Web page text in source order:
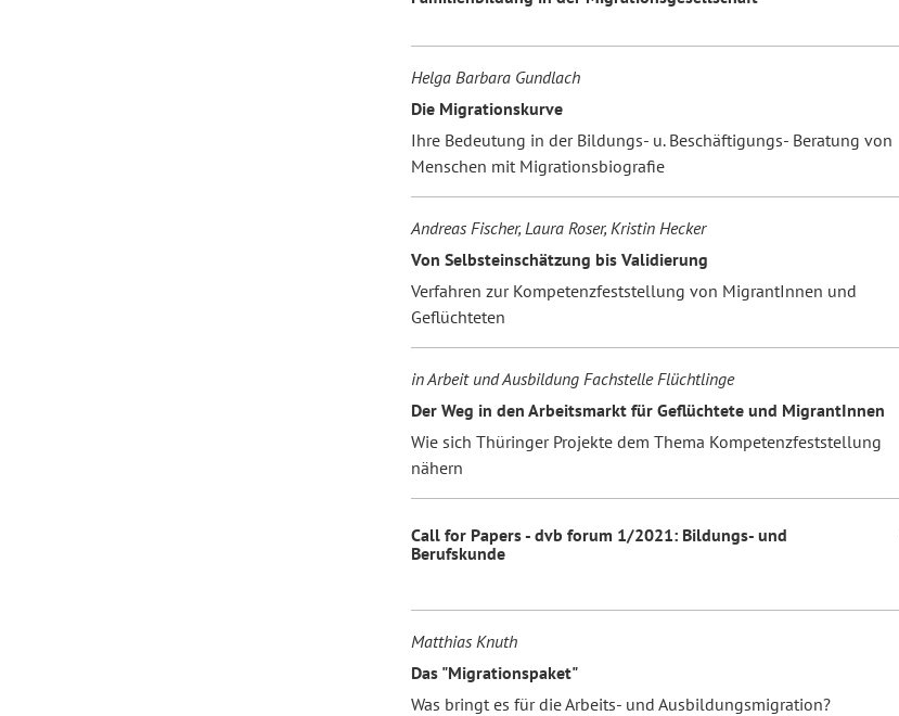
Helga Barbara Gundlach
Die Migrationskurve
Ihre Bedeutung in der Bildungs- u. Beschäftigungs- Beratung von
Menschen mit Migrationsbiografie
Andreas Fischer, Laura Roser, Kristin Hecker
Von Selbsteinschätzung bis Validierung
Verfahren zur Kompetenzfeststellung von MigrantInnen und
Geflüchteten
in Arbeit und Ausbildung Fachstelle Flüchtlinge
Der Weg in den Arbeitsmarkt für Geflüchtete und MigrantInnen
Wie sich Thüringer Projekte dem Thema Kompetenzfeststellung
nähern
Call for Papers - dvb forum 1/2021: Bildungs- und
Berufskunde
Matthias Knuth
Das "Migrationspaket"
Was bringt es für die Arbeits- und Ausbildungsmigration?